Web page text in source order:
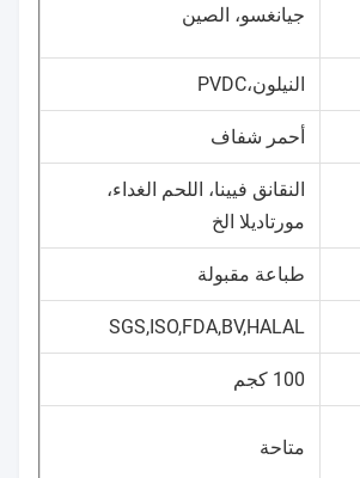
جيانغسو، الصين
النيلون،PVDC
أحمر شفاف
النقانق فيينا، اللحم الغداء،
مورتاديلا الخ
طباعة مقبولة
SGS,ISO,FDA,BV,HALAL
100 كجم
متاحة